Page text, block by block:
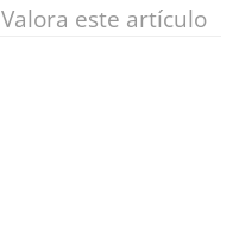
Valora este artículo